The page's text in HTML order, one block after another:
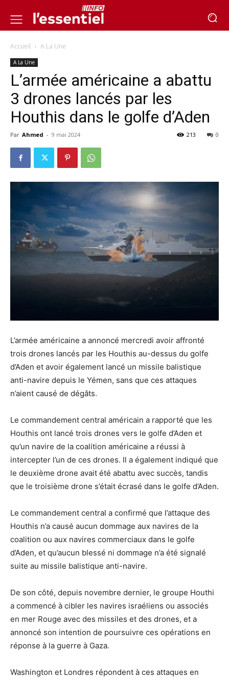
Accueil A La Une
A La Une
L’armée américaine a abattu
3 drones lancés par les
Houthis dans le golfe d’Aden
Par Ahmed - 9 mai 2024 0
213
L’armée américaine a annoncé mercredi avoir affronté
trois drones lancés par les Houthis au-dessus du golfe
d’Aden et avoir également lancé un missile balistique
anti-navire depuis le Yémen, sans que ces attaques
n’aient causé de dégâts.
Le commandement central américain a rapporté que les
Houthis ont lancé trois drones vers le golfe d’Aden et
qu’un navire de la coalition américaine a réussi à
intercepter l’un de ces drones. Il a également indiqué que
le deuxième drone avait été abattu avec succès, tandis
que le troisième drone s’était écrasé dans le golfe d’Aden.
Le commandement central a confirmé que l’attaque des
Houthis n’a causé aucun dommage aux navires de la
coalition ou aux navires commerciaux dans le golfe
d’Aden, et qu’aucun blessé ni dommage n’a été signalé
suite au missile balistique anti-navire.
De son côté, depuis novembre dernier, le groupe Houthi
a commencé à cibler les navires israéliens ou associés
en mer Rouge avec des missiles et des drones, et a
annoncé son intention de poursuivre ces opérations en
réponse à la guerre à Gaza.
Washington et Londres répondent à ces attaques en